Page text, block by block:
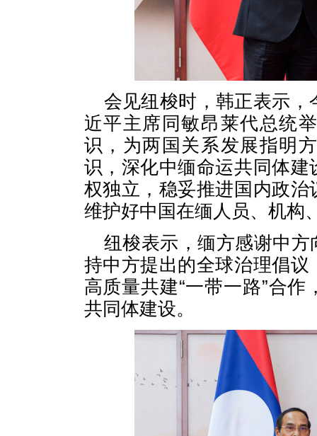
会见纽梭时，韩正表示
近平主席同敏昂莱代总统
识，为两国关系发展指明
识，深化中缅命运共同体
权独立，稳妥推进国内政
维护好中国在缅人员、机构
纽梭表示，缅方感谢中
持中方提出的全球治理倡
高质量共建“一带一路”合
共同体建设。